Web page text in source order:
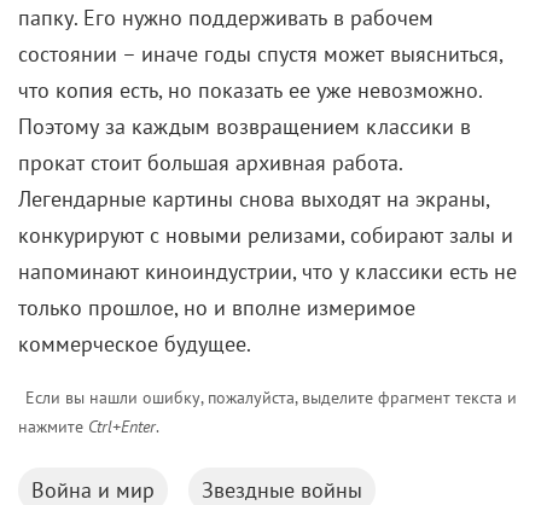
папку. Его нужно поддерживать в рабочем
состоянии – иначе годы спустя может выясниться,
что копия есть, но показать ее уже невозможно.
Поэтому за каждым возвращением классики в
прокат стоит большая архивная работа.
Легендарные картины снова выходят на экраны,
конкурируют с новыми релизами, собирают залы и
напоминают киноиндустрии, что у классики есть не
только прошлое, но и вполне измеримое
коммерческое будущее.
Если вы нашли ошибку, пожалуйста, выделите фрагмент текста и
нажмите Ctrl+Enter.
Война и мир Звездные войны